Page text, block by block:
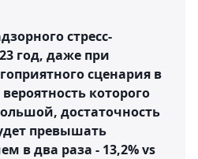
стресс-
год, даже при
сценария в
которого
достаточность
превышать
в два раза - 13,2% vs